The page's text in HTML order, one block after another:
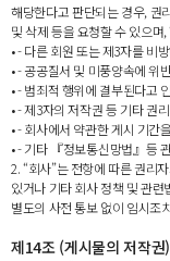
해당한다고 판단되는 경우, 권
및 삭제 등을 요청할 수 있으며
• - 다른 회원 또는 제3자를 비
• - 공공질서 및 미풍양속에 위
• - 범죄적 행위에 결부된다고
• - 제3자의 저작권 등 기타 권
• - 회사에서 약관한 게시 기간
• - 기타 『정보통신망법』등
2. “회사”는 전항에 따른 권리
있거나 기타 회사 정책 및 관
별도의 사전 통보 없이 임시조
제14조 (게시물의 저작권)